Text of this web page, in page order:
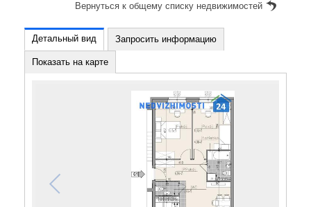
Вернуться к общему списку недвижимостей
Детальный вид Запросить информацию
Показать на карте